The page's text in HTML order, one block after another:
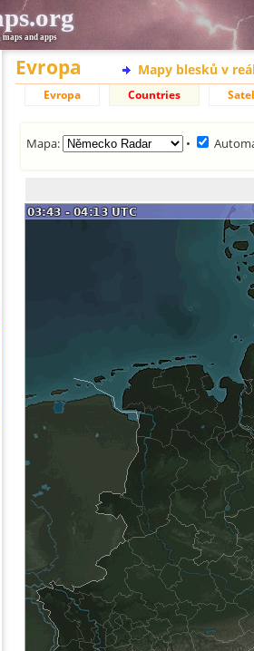
and apps
Evropa Mapy blesků v
Evropa Countries
Mapa: •